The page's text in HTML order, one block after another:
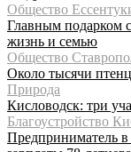
Общество
Главным подарком
жизнь и семью
Общество
Около тысячи
Природа
Кисловодск: три
Благоустройство
Предприниматель в